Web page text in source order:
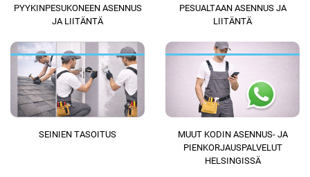
PYYKINPESUKONEEN ASENNUS
JA LIITÄNTÄ
PESUALTAAN ASENNUS JA
LIITÄNTÄ
SEINIEN TASOITUS
MUUT KODIN ASENNUS- JA
PIENKORJAUSPALVELUT
HELSINGISSÄ